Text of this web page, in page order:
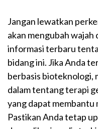
Jangan lewatkan
akan mengubah
informasi terbaru
bidang ini. Jika Anda
berbasis bioteknologi,
dalam tentang terapi
yang dapat membantu
Pastikan Anda tetap